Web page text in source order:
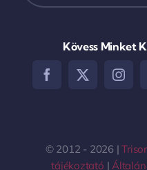
Kövess Minket
© 2012 - 2026 |
tájékoztató |